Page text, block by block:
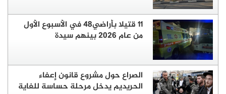
11 قتيلا بأراضي48 في الأسبوع الأول
من عام 2026 بينهم سيدة
الصراع حول مشروع قانون إعفاء
الحريديم يدخل مرحلة حساسة للغاية